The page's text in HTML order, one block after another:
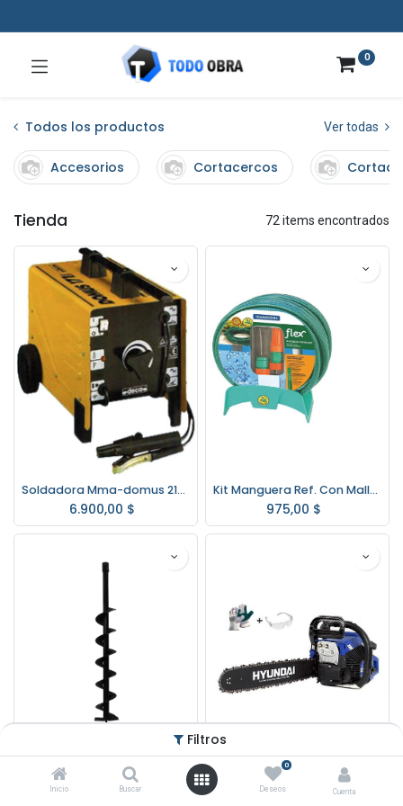
Filtros
Inicio Buscar
0
Deseos Cuenta
0
Todos los productos Ver todas
Accesorios Cortacercos
Tienda 72 items encontrados
Soldadora Mma-domus 210 Deca
6.900,00 $
Kit Manguera Ref. Con Malla 21 Mt. + puntero y acople 79322/949
975,00 $
Mecha para Pocera 100mmx80cm
1.742,50$ 3.995,00